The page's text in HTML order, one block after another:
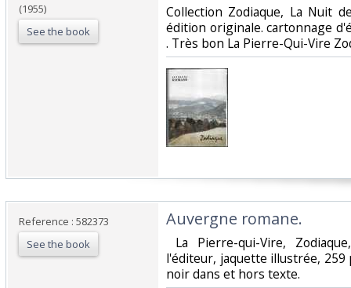
(1955)
See the book
‎Collection Zodiaque, La Nuit
édition originale. cartonnage
. Très bon La Pierre-Qui-Vire
Reference : 582373
See the book
‎Auvergne romane.‎
La Pierre-qui-Vire,
l'éditeur, jaquette illustrée,
noir dans et hors texte. ‎